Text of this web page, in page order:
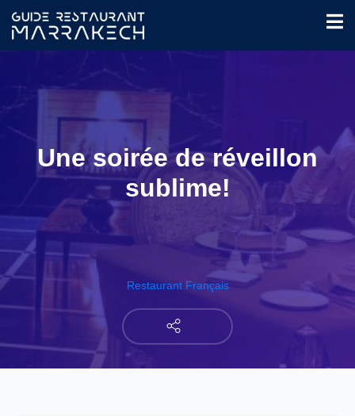
Une soirée de réveillon
sublime!
Restaurant Français